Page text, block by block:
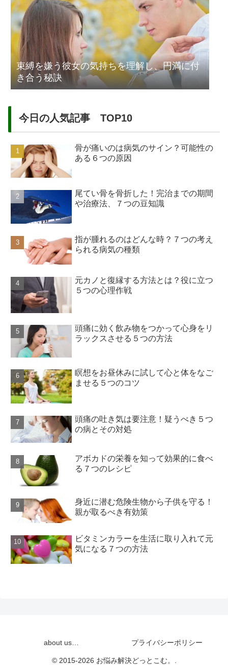
束縛を嫌う彼女の気持ちを理解し、円満に付
き合う秘訣
今日の人気記事 TOP10
骨が痛いのは病気のサイン？可能性の
ある６つの原因
尾てい骨を骨折した！完治までの期間
や治療法、７つの豆知識
指が腫れるのはどんな時？７つの考え
られる病気の種類
元カノと復縁する方法とは？役に立つ
５つの心理作戦
頭痛に効く飲み物をつかって心身をリ
ラックスさせる５つの方法
瞑想をお昼休みに試して心と体をなご
ませる５つのコツ
頭痛の吐き気は要注意！疑うべき５つ
の病とその対処
アボカドの栄養を知って効果的に食べ
る７つのレシピ
身近に潜む危険生物から子供を守る！
親が取るべき有効策
ビタミンカラーを生活に取り入れて元
気になる７つの方法
about us… プライバシーポリシー
© 2015-2026 お悩み解決どっとこむ。.